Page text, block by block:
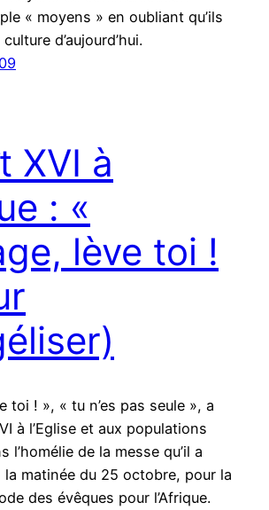
« moyens » en oubliant qu’ils
d’aujourd’hui.
XVI à
: «
lève toi !
toi ! », « tu n’es pas seule », a
à l’Eglise et aux populations
l’homélie de la messe qu’il a
la matinée du 25 octobre, pour la
des évêques pour l’Afrique.